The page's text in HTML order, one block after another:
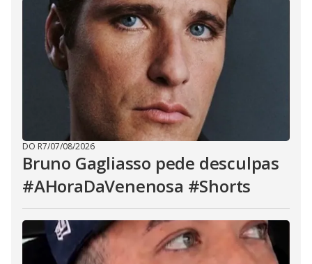
DO R7/07/08/2026
Bruno Gagliasso pede desculpas
#AHoraDaVenenosa #Shorts